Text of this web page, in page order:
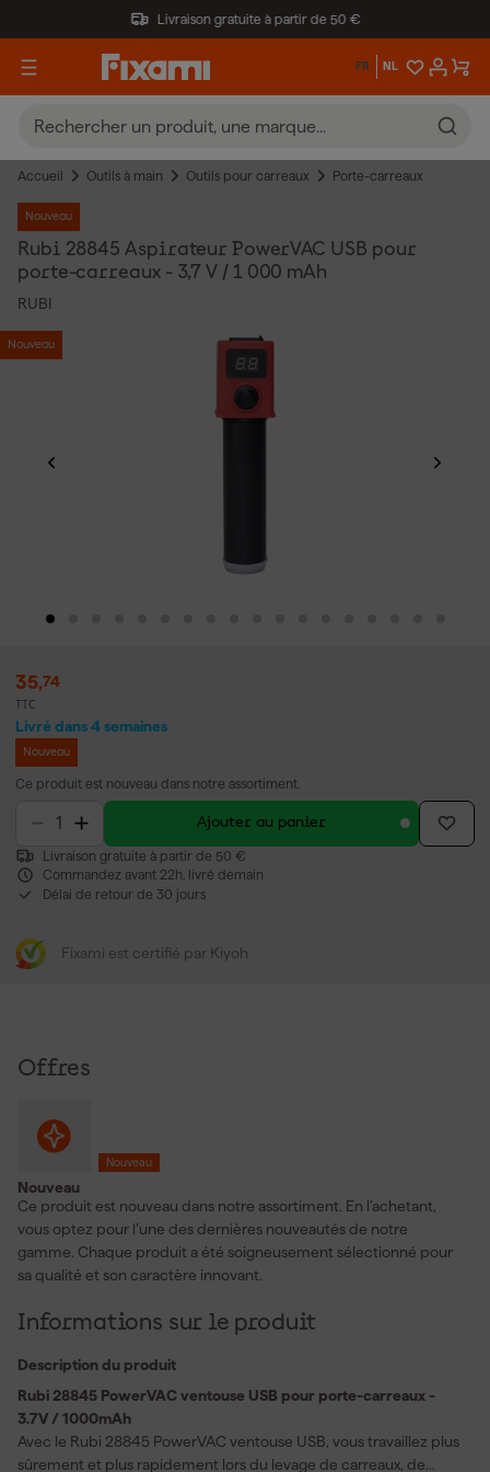
Livraison gratuite à partir de 50 €
FR NL
Accueil Outils à main Outils pour carreaux Porte-carreaux
Nouveau
Rubi 28845 Aspirateur PowerVAC USB pour
porte-carreaux - 3,7 V / 1 000 mAh
RUBI
Nouveau
35,74
TTC
Livré dans 4 semaines
Nouveau
Ce produit est nouveau dans notre assortiment.
Ajouter au panier
Livraison gratuite à partir de 50 €
Commandez avant 22h, livré demain
Délai de retour de 30 jours
Fixami est certifié par Kiyoh
Offres
Nouveau
Nouveau
Ce produit est nouveau dans notre assortiment. En l’achetant,
vous optez pour l’une des dernières nouveautés de notre
gamme. Chaque produit a été soigneusement sélectionné pour
sa qualité et son caractère innovant.
Informations sur le produit
Description du produit
Rubi 28845 PowerVAC ventouse USB pour porte-carreaux -
3.7V / 1000mAh
Avec le Rubi 28845 PowerVAC ventouse USB, vous travaillez plus
sûrement et plus rapidement lors du levage de carreaux, de